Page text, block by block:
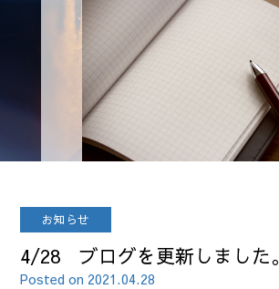
お知らせ
4/28 ブログを更新しました。
Posted on 2021.04.28